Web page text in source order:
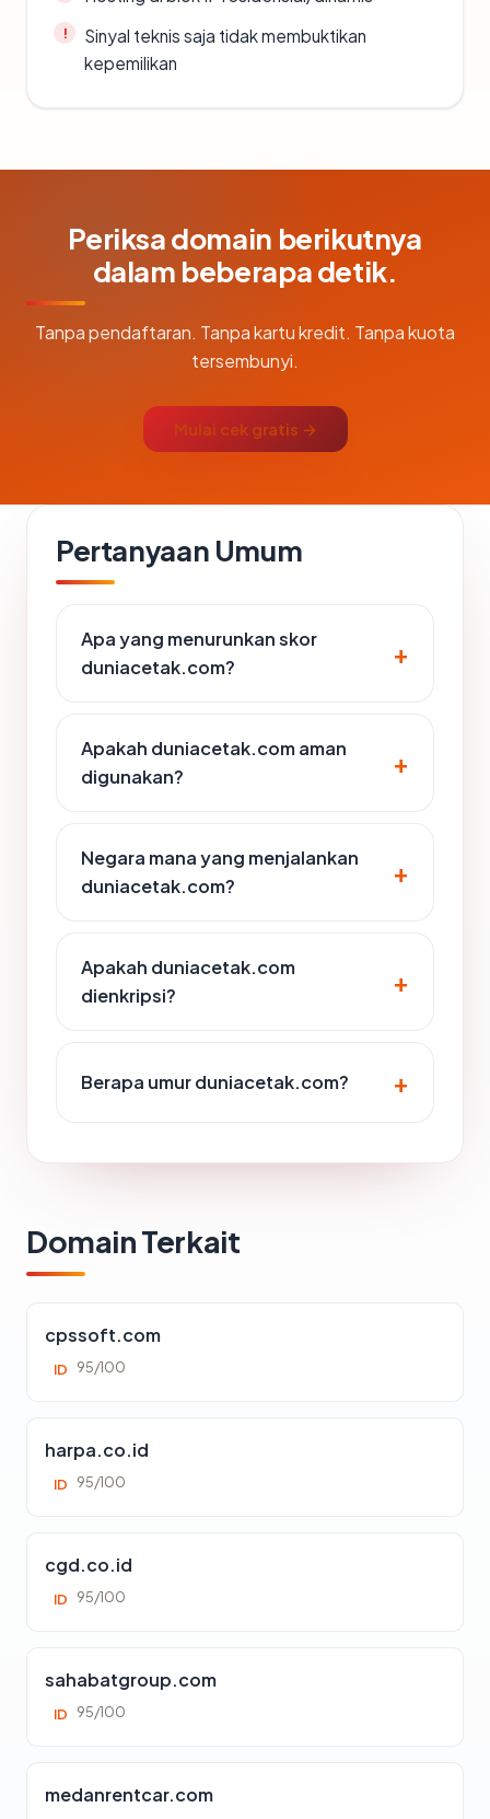
Sinyal teknis saja tidak membuktikan
kepemilikan
Periksa domain berikutnya
dalam beberapa detik.
Tanpa pendaftaran. Tanpa kartu kredit. Tanpa kuota
tersembunyi.
Mulai cek gratis →
Pertanyaan Umum
Apa yang menurunkan skor
duniacetak.com?
Apakah duniacetak.com aman
digunakan?
Negara mana yang menjalankan
duniacetak.com?
Apakah duniacetak.com
dienkripsi?
Berapa umur duniacetak.com?
Domain Terkait
cpssoft.com
ID 95/100
harpa.co.id
ID 95/100
cgd.co.id
ID 95/100
sahabatgroup.com
ID 95/100
medanrentcar.com